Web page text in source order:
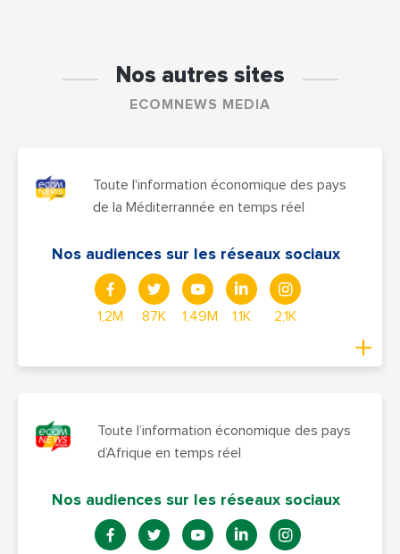
Nos autres sites
ECOMNEWS MEDIA
Toute l'information économique des pays
de la Méditerrannée en temps réel
Nos audiences sur les réseaux sociaux
1,2M 87K 1,49M 1,1K 2,1K
Toute l’information économique des pays
d’Afrique en temps réel
Nos audiences sur les réseaux sociaux